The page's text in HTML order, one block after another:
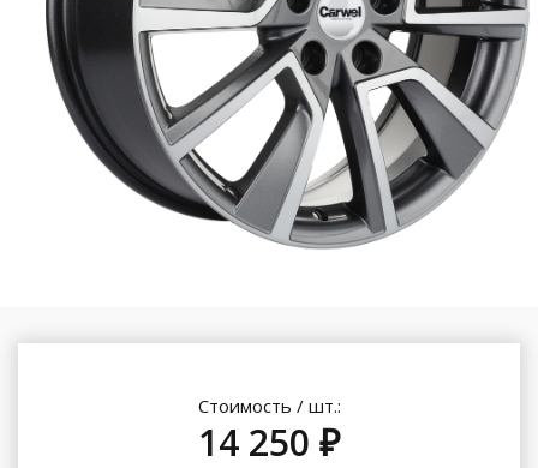
Стоимость / шт.:
14 250 ₽